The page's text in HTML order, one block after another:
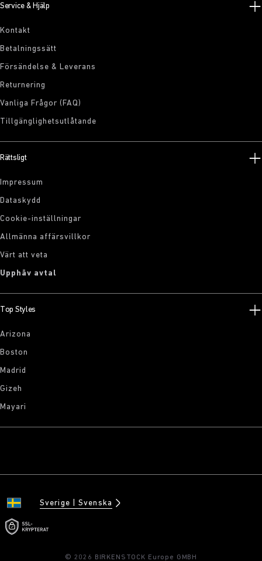
Service & Hjälp
Kontakt
Betalningssätt
Försändelse & Leverans
Returnering
Vanliga Frågor (FAQ)
Tillgänglighetsutlåtande
Rättsligt
Impressum
Dataskydd
Cookie-inställningar
Allmänna affärsvillkor
Värt att veta
Upphäv avtal
Top Styles
Arizona
Boston
Madrid
Gizeh
Mayari
Sverige Svenska
© 2026 BIRKENSTOCK Europe GMBH